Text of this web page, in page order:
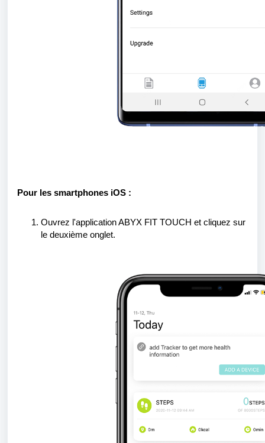
Pour les smartphones iOS :
Ouvrez l'application ABYX FIT TOUCH et cliquez sur
le deuxième onglet.